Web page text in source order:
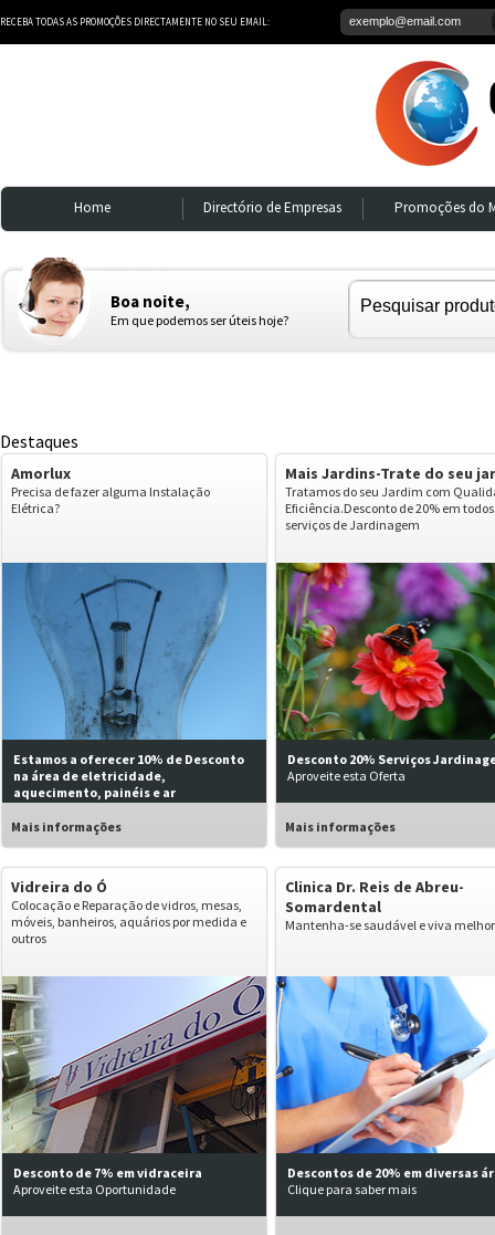
RECEBA TODAS AS PROMOÇÕES DIRECTAMENTE NO SEU EMAIL:
Home Directório de Empresas Promoções do
Boa noite,
Em que podemos ser úteis hoje?
Destaques
Amorlux
Precisa de fazer alguma Instalação
Elétrica?
Estamos a oferecer 10% de Desconto
na área de eletricidade,
aquecimento, painéis e ar
Projetos e Instalações Elétricas
Mais informações
Mais Jardins-Trate do seu
Tratamos do seu Jardim com
Eficiência.Desconto de 20% em todos
serviços de Jardinagem
Desconto 20% Serviços
Aproveite esta Oferta
Mais informações
Vidreira do Ó
Colocação e Reparação de vidros, mesas,
móveis, banheiros, aquários por medida e
outros
Desconto de 7% em vidraceira
Aproveite esta Oportunidade
Clinica Dr. Reis de Abreu-
Somardental
Mantenha-se saudável e viva melhor
Descontos de 20% em diversas
Clique para saber mais